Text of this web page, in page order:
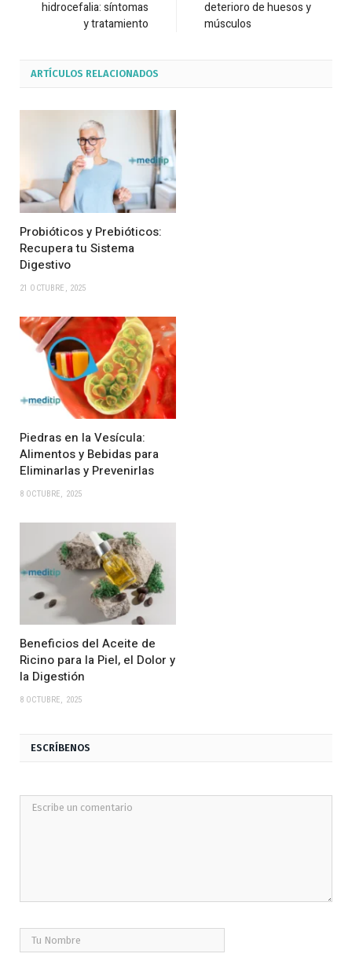
hidrocefalia: síntomas
y tratamiento
deterioro de huesos y
músculos
ARTÍCULOS RELACIONADOS
Probióticos y Prebióticos:
Recupera tu Sistema
Digestivo
21 OCTUBRE, 2025
Piedras en la Vesícula:
Alimentos y Bebidas para
Eliminarlas y Prevenirlas
8 OCTUBRE, 2025
Beneficios del Aceite de
Ricino para la Piel, el Dolor y
la Digestión
8 OCTUBRE, 2025
ESCRÍBENOS